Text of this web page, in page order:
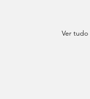
Ver tudo